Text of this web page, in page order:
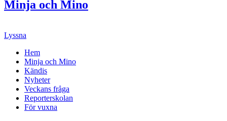
Lyssna
Hem
Minja och Mino
Kändis
Nyheter
Veckans fråga
Reporterskolan
För vuxna